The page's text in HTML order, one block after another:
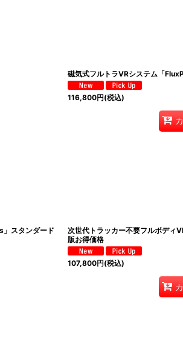
磁気式フルトラVRシステム「
116,800円(税込)
スタンダード
次世代トラッカー不要フルボディ
版お得価格
107,800円(税込)